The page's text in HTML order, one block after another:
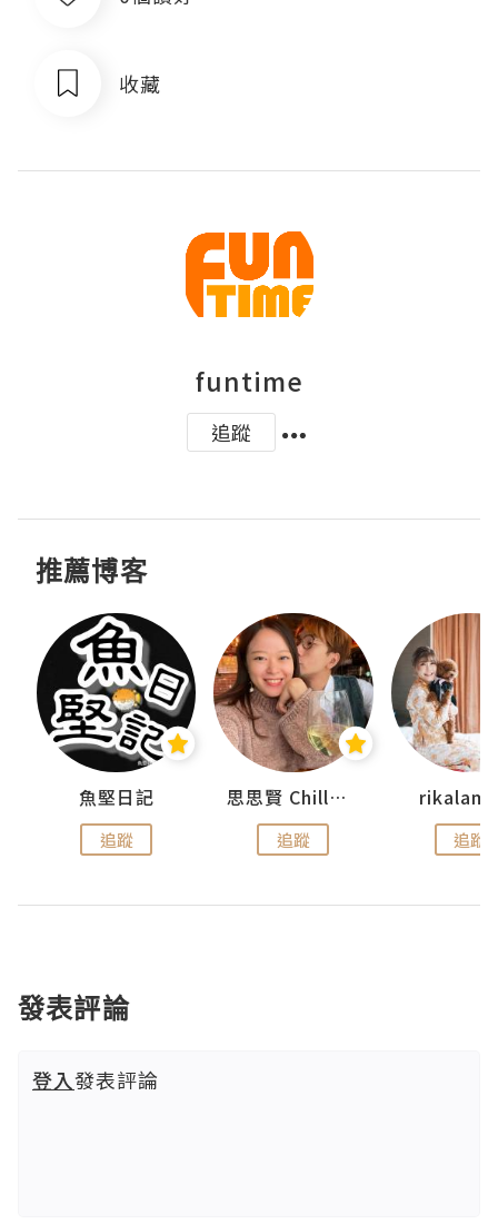
收藏
funtime
追蹤
推薦博客
魚堅日記
追蹤
思思賢 ChillMyBabe
追蹤 追蹤
發表評論
登入發表評論